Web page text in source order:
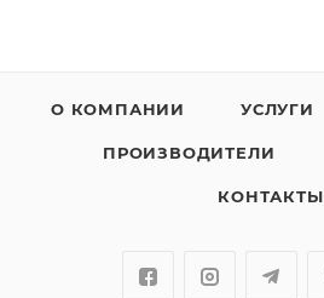
О КОМПАНИИ УСЛУГИ
ПРОИЗВОДИТЕЛИ
КОНТАКТЫ